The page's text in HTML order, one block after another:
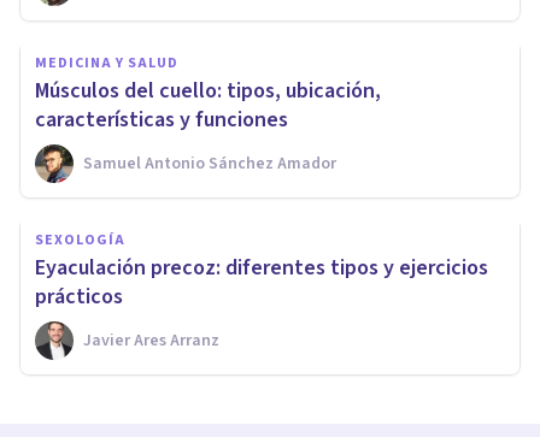
MEDICINA Y SALUD
Músculos del cuello: tipos, ubicación,
características y funciones
Samuel Antonio Sánchez Amador
SEXOLOGÍA
Eyaculación precoz: diferentes tipos y ejercicios
prácticos
Javier Ares Arranz